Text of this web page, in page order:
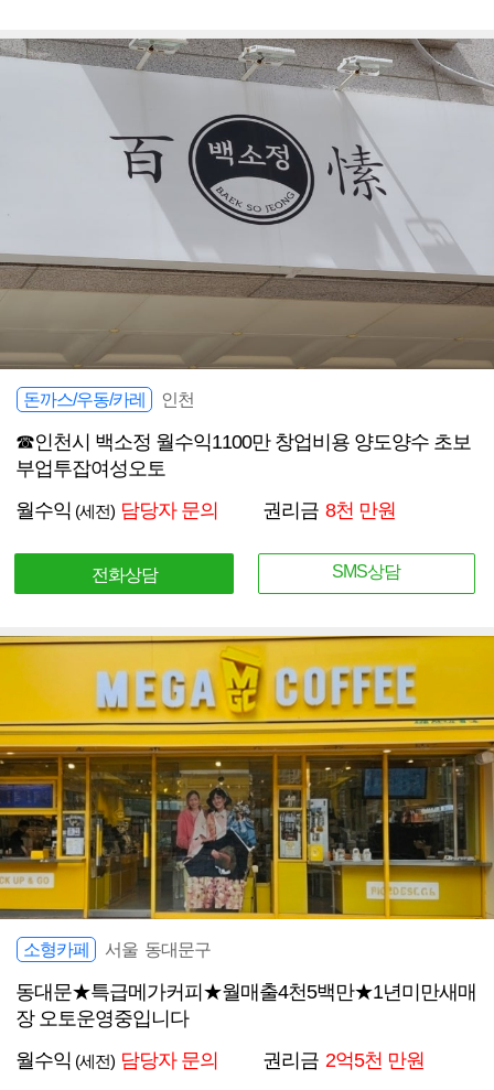
돈까스/우동/카레 인천
☎인천시 백소정 월수익1100만 창업비용 양도양수 초보
부업투잡여성오토
월수익 (세전) 담당자 문의 권리금 8천 만원
전화상담 SMS상담
소형카페 서울 동대문구
동대문★특급메가커피★월매출4천5백만★1년미만새매
장 오토운영중입니다
월수익 (세전) 담당자 문의 권리금 2억5천 만원